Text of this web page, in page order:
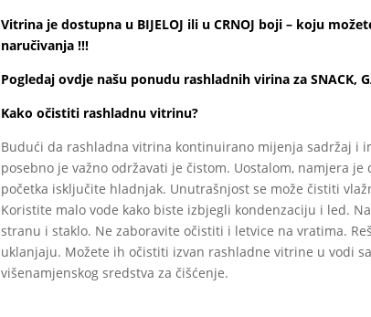
Vitrina je dostupna u BIJELOJ ili u CRNOJ boji – koju
naručivanja !!!
Pogledaj ovdje našu ponudu rashladnih virina za SNACK,
Kako očistiti rashladnu vitrinu?
Budući da rashladna vitrina kontinuirano mijenja sadržaj i
posebno je važno održavati je čistom. Uostalom, namjera
početka isključite hladnjak. Unutrašnjost se može čistiti
Koristite malo vode kako biste izbjegli kondenzaciju i led.
stranu i staklo. Ne zaboravite očistiti i letvice na vratima.
uklanjaju. Možete ih očistiti izvan rashladne vitrine u vodi
višenamjenskog sredstva za čišćenje.